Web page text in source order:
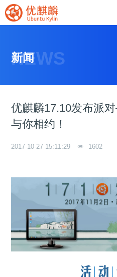
NEWS
新闻
优麒麟17.10发布派
与你相约！
2017-10-27 15:11:29 1602